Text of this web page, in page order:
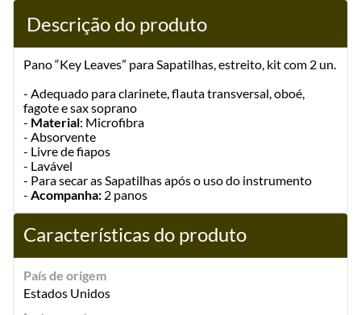
Descrição do produto
Pano “Key Leaves” para Sapatilhas, estreito, kit com 2 un.
- Adequado para clarinete, flauta transversal, oboé,
fagote e sax soprano
- Material: Microfibra
- Absorvente
- Livre de fiapos
- Lavável
- Para secar as Sapatilhas após o uso do instrumento
- Acompanha: 2 panos
Características do produto
País de origem
Estados Unidos